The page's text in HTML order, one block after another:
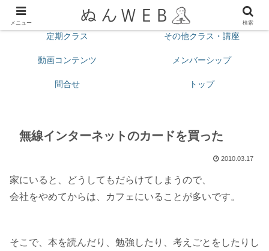
プロフィール 今月の予定
定期クラス その他クラス・講座
動画コンテンツ メンバーシップ
問合せ トップ
無線インターネットのカードを買った
2010.03.17
家にいると、どうしてもだらけてしまうので、
会社をやめてからは、カフェにいることが多いです。
そこで、本を読んだり、勉強したり、考えごとをしたりし
メニュー 検索